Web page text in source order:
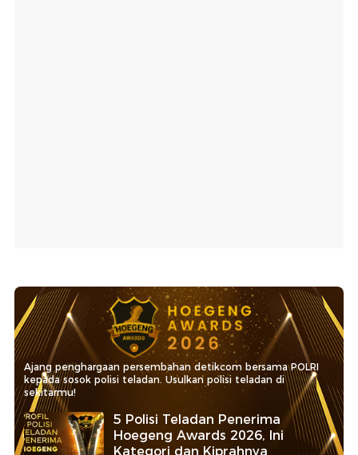
Ajang penghargaan persembahan detikcom bersama POLRI
kepada sosok polisi teladan. Usulkan polisi teladan di
sekitarmu!
5 Polisi Teladan Penerima
Hoegeng Awards 2026, Ini
Kategori dan Kiprahnya